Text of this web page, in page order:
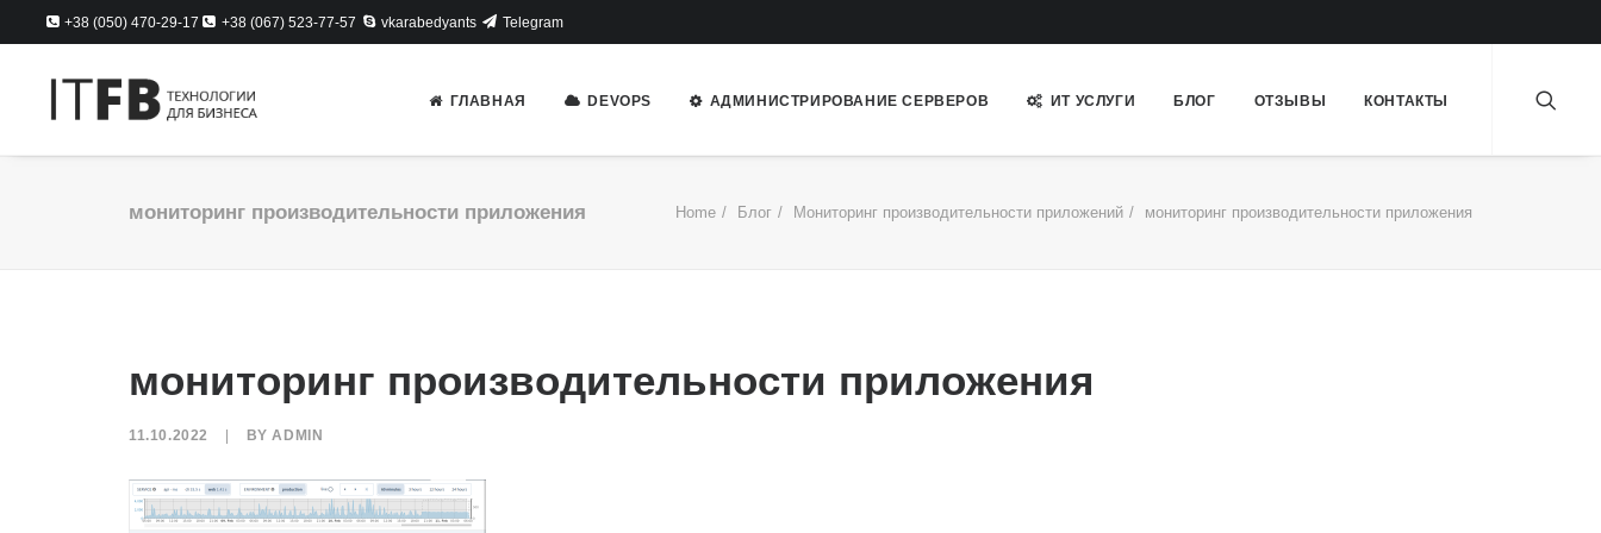
+38 (050) 470-29-17 +38 (067) 523-77-57 vkarabedyants Telegram
ГЛАВНАЯ DEVOPS АДМИНИСТРИРОВАНИЕ СЕРВЕРОВ ИТ УСЛУГИ БЛОГ ОТЗЫВЫ КОНТАКТЫ
мониторинг производительности приложения Home Блог Мониторинг производительности приложений мониторинг производительности приложения
мониторинг производительности приложения
11.10.2022 BYADMIN